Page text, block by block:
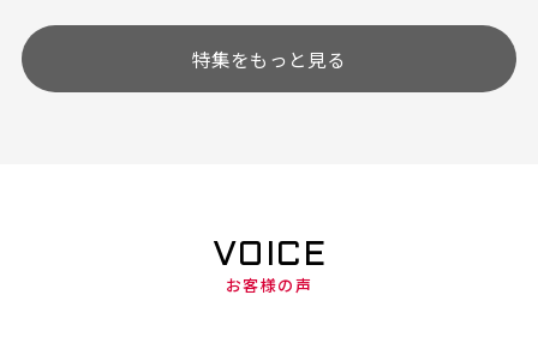
特集をもっと見る
VOICE
お客様の声